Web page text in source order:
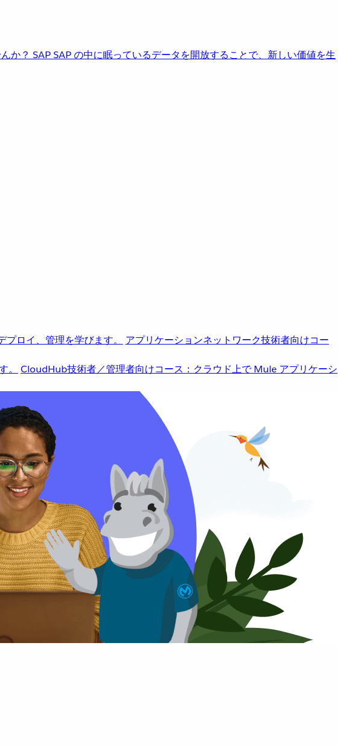
か？ SAPSAP の中に眠っているデータを開放することで、新しい価値を生
ロイ、管理を学びます。 アプリケーションネットワーク技術者向けコー
。 CloudHub技術者／管理者向けコース：クラウド上で Mule アプリケーシ